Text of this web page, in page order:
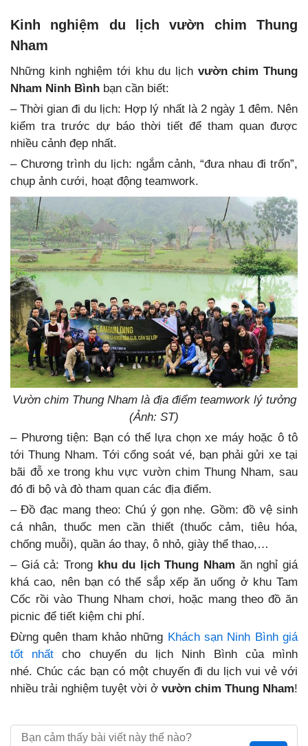
Kinh nghiệm du lịch vườn chim Thung
Nham
Những kinh nghiệm tới khu du lịch vườn chim Thung
Nham Ninh Bình bạn cần biết:
– Thời gian đi du lịch: Hợp lý nhất là 2 ngày 1 đêm. Nên
kiểm tra trước dự báo thời tiết để tham quan được
nhiều cảnh đẹp nhất.
– Chương trình du lịch: ngắm cảnh, “đưa nhau đi trốn”,
chụp ảnh cưới, hoạt động teamwork.
Vườn chim Thung Nham là địa điểm teamwork lý tưởng
(Ảnh: ST)
– Phương tiện: Bạn có thể lựa chọn xe máy hoặc ô tô
tới Thung Nham. Tới cổng soát vé, bạn phải gửi xe tại
bãi đỗ xe trong khu vực vườn chim Thung Nham, sau
đó đi bộ và đò tham quan các địa điểm.
– Đồ đạc mang theo: Chú ý gọn nhẹ. Gồm: đồ vệ sinh
cá nhân, thuốc men cần thiết (thuốc cảm, tiêu hóa,
chống muỗi), quần áo thay, ô nhỏ, giày thể thao,…
– Giá cả: Trong khu du lịch Thung Nham ăn nghỉ giá
khá cao, nên bạn có thể sắp xếp ăn uống ở khu Tam
Cốc rồi vào Thung Nham chơi, hoặc mang theo đồ ăn
picnic để tiết kiệm chi phí.
Đừng quên tham khảo những Khách sạn Ninh Bình giá
tốt nhất cho chuyến du lịch Ninh Bình của mình
nhé. Chúc các bạn có một chuyến đi du lịch vui vẻ với
nhiều trải nghiệm tuyệt vời ở vườn chim Thung Nham!